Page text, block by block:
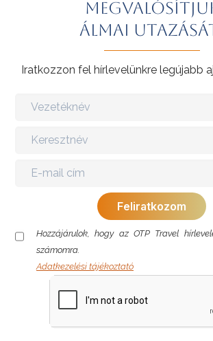
álmai
Iratkozzon fel hírlevelünkre legújabb
Hozzájárulok, hogy az OTP Travel
számomra.
Adatkezelési tájékoztató